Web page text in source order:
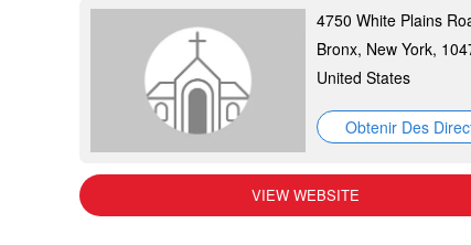
4750 White Plains
Bronx, New York,
United States
Obtenir Des
VIEW WEBSITE